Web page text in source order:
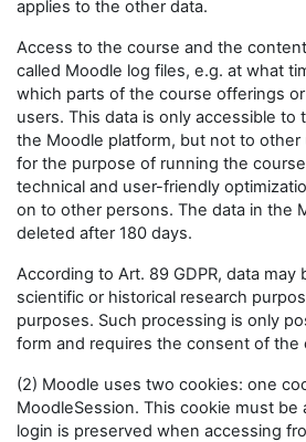
applies to the other data.
Access to the course and the
called Moodle log files, e.g. at what
which parts of the course offerings
users. This data is only accessible to
the Moodle platform, but not to other
for the purpose of running the
technical and user-friendly
on to other persons. The data in the
deleted after 180 days.
According to Art. 89 GDPR, data
scientific or historical research
purposes. Such processing is only
form and requires the consent of the
(2) Moodle uses two cookies: one
MoodleSession. This cookie must be
login is preserved when accessing